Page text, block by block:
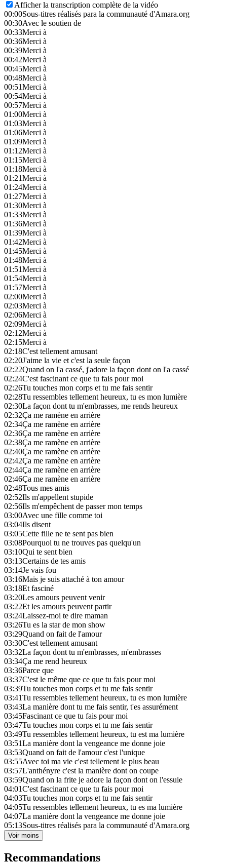
Afficher la transcription complète de la vidéo
00:00Sous-titres réalisés para la communauté d'Amara.org
00:30Avec le soutien de
00:33Merci à
00:36Merci à
00:39Merci à
00:42Merci à
00:45Merci à
00:48Merci à
00:51Merci à
00:54Merci à
00:57Merci à
01:00Merci à
01:03Merci à
01:06Merci à
01:09Merci à
01:12Merci à
01:15Merci à
01:18Merci à
01:21Merci à
01:24Merci à
01:27Merci à
01:30Merci à
01:33Merci à
01:36Merci à
01:39Merci à
01:42Merci à
01:45Merci à
01:48Merci à
01:51Merci à
01:54Merci à
01:57Merci à
02:00Merci à
02:03Merci à
02:06Merci à
02:09Merci à
02:12Merci à
02:15Merci à
02:18C'est tellement amusant
02:20J'aime la vie et c'est la seule façon
02:22Quand on l'a cassé, j'adore la façon dont on l'a cassé
02:24C'est fascinant ce que tu fais pour moi
02:26Tu touches mon corps et tu me fais sentir
02:28Tu ressembles tellement heureux, tu es mon lumière
02:30La façon dont tu m'embrasses, me rends heureux
02:32Ça me ramène en arrière
02:34Ça me ramène en arrière
02:36Ça me ramène en arrière
02:38Ça me ramène en arrière
02:40Ça me ramène en arrière
02:42Ça me ramène en arrière
02:44Ça me ramène en arrière
02:46Ça me ramène en arrière
02:48Tous mes amis
02:52Ils m'appellent stupide
02:56Ils m'empêchent de passer mon temps
03:00Avec une fille comme toi
03:04Ils disent
03:05Cette fille ne te sent pas bien
03:08Pourquoi tu ne trouves pas quelqu'un
03:10Qui te sent bien
03:13Certains de tes amis
03:14Je vais fou
03:16Mais je suis attaché à ton amour
03:18Et fasciné
03:20Les amours peuvent venir
03:22Et les amours peuvent partir
03:24Laissez-moi te dire maman
03:26Tu es la star de mon show
03:29Quand on fait de l'amour
03:30C'est tellement amusant
03:32La façon dont tu m'embrasses, m'embrasses
03:34Ça me rend heureux
03:36Parce que
03:37C'est le même que ce que tu fais pour moi
03:39Tu touches mon corps et tu me fais sentir
03:41Tu ressembles tellement heureux, tu es mon lumière
03:43La manière dont tu me fais sentir, t'es assurément
03:45Fascinant ce que tu fais pour moi
03:47Tu touches mon corps et tu me fais sentir
03:49Tu ressembles tellement heureux, tu est ma lumière
03:51La manière dont la vengeance me donne joie
03:53Quand on fait de l'amour c'est l'unique
03:55Avec toi ma vie c'est tellement le plus beau
03:57L'anthényre c'est la manière dont on coupe
03:59Quand on la frite je adore la façon dont on l'essuie
04:01C'est fascinant ce que tu fais pour moi
04:03Tu touches mon corps et tu me fais sentir
04:05Tu ressembles tellement heureux, tu es ma lumière
04:07La manière dont la vengeance me donne joie
05:13Sous-titres réalisés para la communauté d'Amara.org
Voir moins
Recommandations